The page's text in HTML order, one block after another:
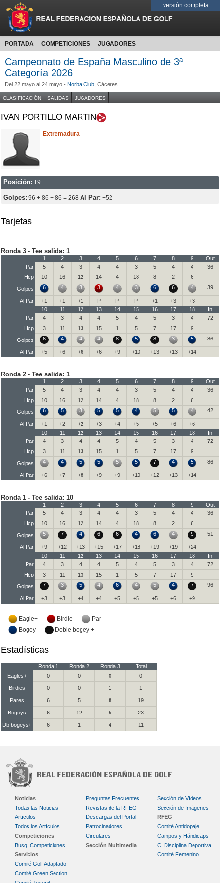
versión completa
PORTADA COMPETICIONES JUGADORES
Campeonato de España Masculino de 3ª
Categoría 2026
Del 22 mayo al 24 mayo - Norba Club , Cáceres
CLASIFICACIÓN SALIDAS JUGADORES
IVAN PORTILLO MARTIN
Extremadura
Posición: T9
Golpes: 96 + 86 + 86 = 268 Al Par: +52
Tarjetas
Ronda 3 - Tee salida: 1
1 2 3 4 5 6 7 8 9
Out
Par
5 4 3 4 4 3 5 4 4
36
Hcp
10 16 12 14 4 18 8 2
6
Golpes
6 4 3 3 4 3 6 6 4 39
Al Par +1 +1 +1 P P P +1 +3
+3
10
11 12 13 14 15 16 17 18
In
Par
4 3 4 4 5 4 5 3 4
72
Hcp
3 11 13 15 1 5 7 17
9
Golpes
6 4 4 4 8 5 8 3 5 86
Al Par +5 +6 +6 +6 +9 +10 +13 +13 +14
Ronda 2 - Tee salida: 1
1 2 3 4 5 6 7 8 9
Out
Par
5 4 3 4 4 3 5 4 4
36
Hcp
10 16 12 14 4 18 8 2
6
Golpes
6 5 3 5 5 4 5 5 4 42
Al Par +1 +2 +2 +3 +4 +5 +5 +6
+6
10
11 12 13 14 15 16 17 18
In
Par
4 3 4 4 5 4 5 3 4
72
Hcp
3 11 13 15 1 5 7 17
9
Golpes
4 4 5 5 5 5 7 4 5 86
Al Par +6 +7 +8 +9 +9 +10 +12 +13 +14
Ronda 1 - Tee salida: 10
1 2 3 4 5 6 7 8 9
Out
Par
5 4 3 4 4 3 5 4 4
36
Hcp
10 16 12 14 4 18 8 2
6
Golpes
5 7 4 6 6 4 6 4 9 51
Al Par +9 +12 +13 +15 +17 +18 +19 +19
+24
10
11 12 13 14 15 16 17 18
In
Par
4 3 4 4 5 4 5 3 4
72
Hcp
3 11 13 15 1 5 7 17
9
Golpes
7 3 5 4 6 4 5 4 7 96
Al Par +3 +3 +4 +4 +5 +5 +5 +6 +9
Eagle+ Birdie
Par
Bogey
Doble bogey +
Estadísticas
Ronda 1 Ronda 2 Ronda 3
Total
Eagles+
0 0 0 0
Birdies 0 0 1 1
Pares 6 5 8 19
Bogeys 6 12 5 23
Db bogeys+ 6 1 4 11
Noticias
Todas las Noticias
Artículos
Todos los Artículos
Competiciones
Busq. Competiciones
Servicios
Preguntas Frecuentes
Revistas de la RFEG
Descargas del Portal
Patrocinadores
Circulares
Sección Multimedia
Sección de Vídeos
Sección de Imágenes
RFEG
Comité Antidopaje
Campos y Hándicaps
C. Disciplina Deportiva
Comité Femenino
Comité Golf Adaptado
Comité Green Section